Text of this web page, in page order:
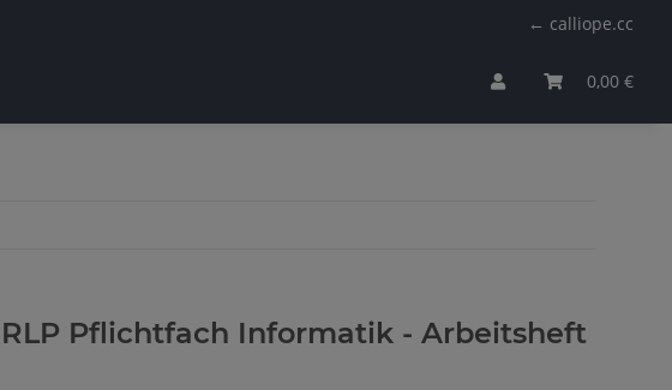
← calliope.cc
0,00 €
RLP Pflichtfach Informatik - Arbeitsheft